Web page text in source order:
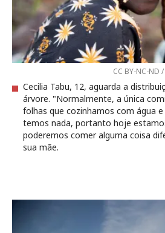
CC BY-NC-
Cecilia Tabu, 12, aguarda a
árvore. "Normalmente, a única
folhas que cozinhamos com água e
temos nada, portanto hoje
poderemos comer alguma coisa
sua mãe.